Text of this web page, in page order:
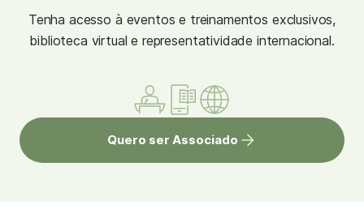
Tenha acesso à eventos e treinamentos exclusivos,
biblioteca virtual e representatividade internacional.
Quero ser Associado